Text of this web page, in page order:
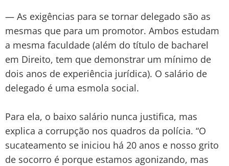
— As exigências para se tornar delegado são as
mesmas que para um promotor. Ambos estudam
a mesma faculdade (além do título de bacharel
em Direito, tem que demonstrar um mínimo de
dois anos de experiência jurídica). O salário de
delegado é uma esmola social.
Para ela, o baixo salário nunca justifica, mas
explica a corrupção nos quadros da polícia. “O
sucateamento se iniciou há 20 anos e nosso grito
de socorro é porque estamos agonizando, mas